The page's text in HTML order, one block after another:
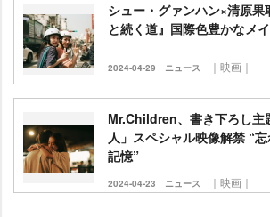
シュー・グァンハン×清原
と続く道』国際色豊かなメ
2024-04-29 ニュース ｜映画｜
Mr.Children、書き下ろし主
人」スペシャル映像解禁 “
記憶”
2024-04-23 ニュース ｜映画｜